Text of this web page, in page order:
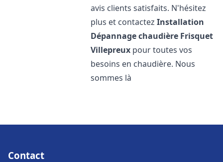
avis clients satisfaits. N'hésitez
plus et contactezInstallation
Dépannage chaudière Frisquet
Villepreux pour toutes vos
besoins en chaudière. Nous
sommes là
Contact